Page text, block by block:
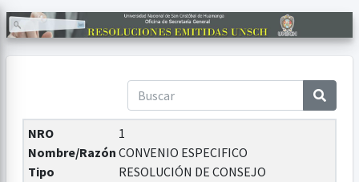
NRO
1
Nombre/Razón CONVENIO ESPECIFICO
Tipo
RESOLUCIÓN DE CONSEJO